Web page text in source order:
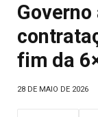
fim da
28 DE MAIO DE 2026